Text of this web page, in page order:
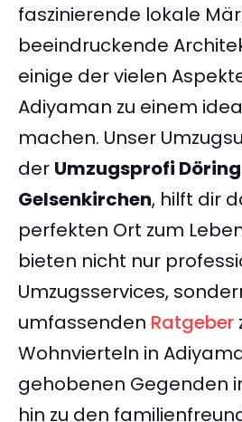
faszinierende lokale
beeindruckende
einige der vielen
Adiyaman zu einem
machen. Unser
der Umzugsprofi
Gelsenkirchen, hilft dir
perfekten Ort zum
bieten nicht nur
Umzugsservices,
umfassenden Ratgeber
Wohnvierteln in
gehobenen Gegenden
hin zu den